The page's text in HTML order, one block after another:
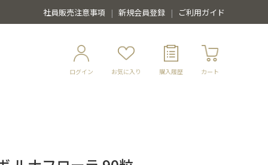
社員販売注意事項 新規会員登録 ご利用ガイド
ログイン お気に入り 購入履歴 カート